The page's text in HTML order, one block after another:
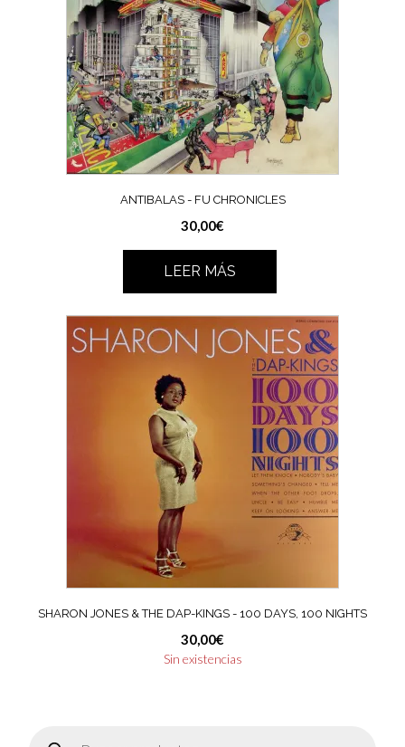
ANTIBALAS ‎- FU CHRONICLES
30,00€
LEER MÁS
SHARON JONES & THE DAP-KINGS ‎- 100 DAYS, 100 NIGHTS
30,00€
Sin existencias